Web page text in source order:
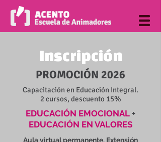
Inscripción
PROMOCIÓN 2026
Capacitación en Educación Integral.
2 cursos, descuento 15%
EDUCACIÓN EMOCIONAL +
EDUCACIÓN EN VALORES
Aula virtual permanente. Extensión